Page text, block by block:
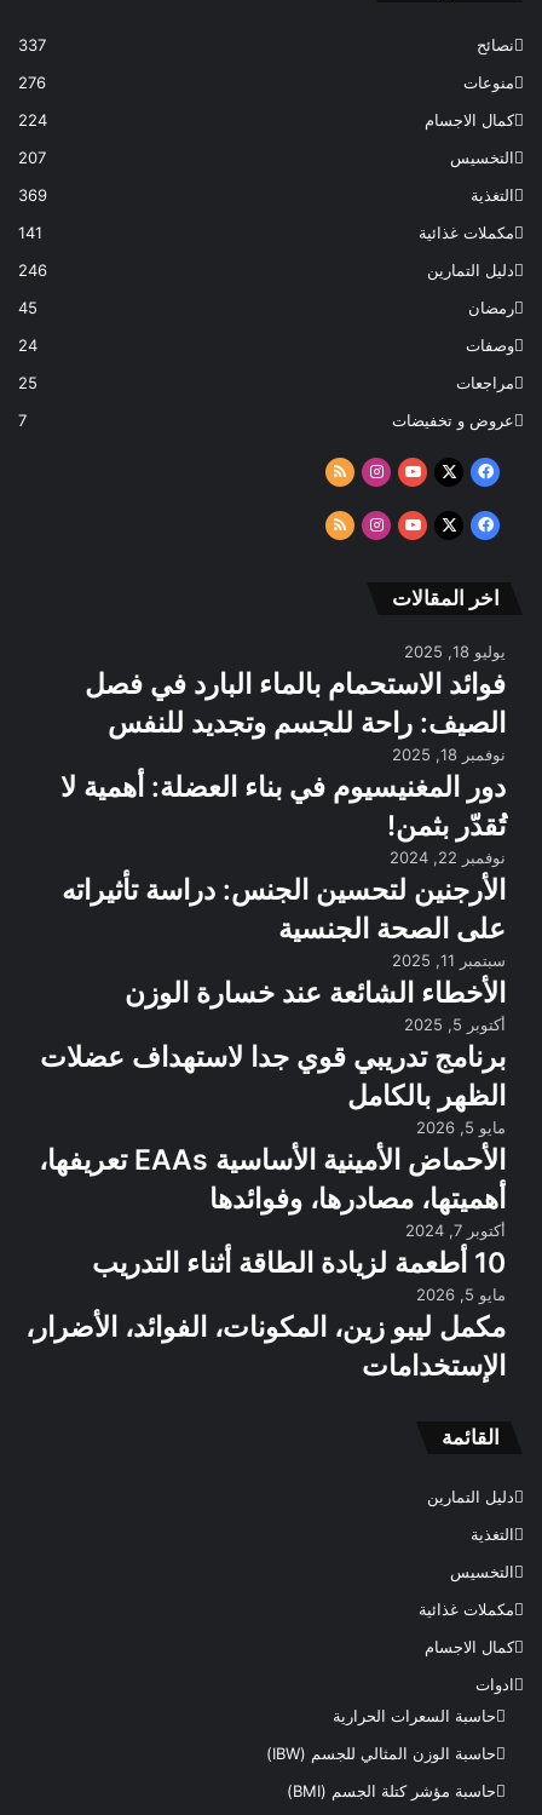
نصائح
337
منوعات
276
كمال الاجسام
224
التخسيس
207
التغذية
369
مكملات غذائية
141
دليل التمارين
246
رمضان
45
وصفات
24
مراجعات
25
عروض و تخفيضات
7
فيسبوك
‫X
‫YouTubeانستقرامملخص
RSS
فيسبوك
‫X
‫YouTubeانستقرامملخص
اخر المقالات
يوليو 18, 2025
فوائد الاستحمام بالماء البارد في فصل
الصيف: راحة للجسم وتجديد للنفس
نوفمبر 18, 2025
دور المغنيسيوم في بناء العضلة: أهمية لا
تُقدّر بثمن!
نوفمبر 22, 2024
الأرجنين لتحسين الجنس: دراسة تأثيراته
على الصحة الجنسية
سبتمبر 11, 2025
الأخطاء الشائعة عند خسارة الوزن
أكتوبر 5, 2025
برنامج تدريبي قوي جدا لاستهداف عضلات
الظهر بالكامل
مايو 5, 2026
الأحماض الأمينية الأساسية EAAs تعريفها،
أهميتها، مصادرها، وفوائدها
أكتوبر 7, 2024
10 أطعمة لزيادة الطاقة أثناء التدريب
مايو 5, 2026
مكمل ليبو زين، المكونات، الفوائد، الأضرار،
الإستخدامات
القائمة
دليل التمارين
التغذية
التخسيس
مكملات غذائية
كمال الاجسام
ادوات
حاسبة السعرات الحرارية
حاسبة الوزن المثالي للجسم (IBW)
حاسبة مؤشر كتلة الجسم (BMI)